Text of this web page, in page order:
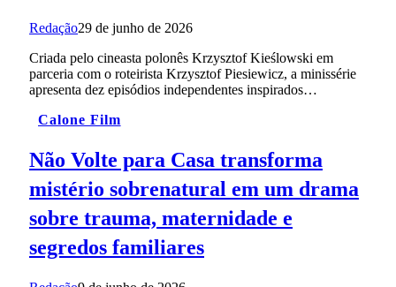
Redação29 de junho de 2026
Criada pelo cineasta polonês Krzysztof Kieślowski em
parceria com o roteirista Krzysztof Piesiewicz, a minissérie
apresenta dez episódios independentes inspirados…
Calone Film
Não Volte para Casa transforma
mistério sobrenatural em um drama
sobre trauma, maternidade e
segredos familiares